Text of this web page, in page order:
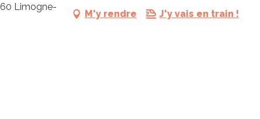
Limogne-
M'y rendre J'y vais en train !